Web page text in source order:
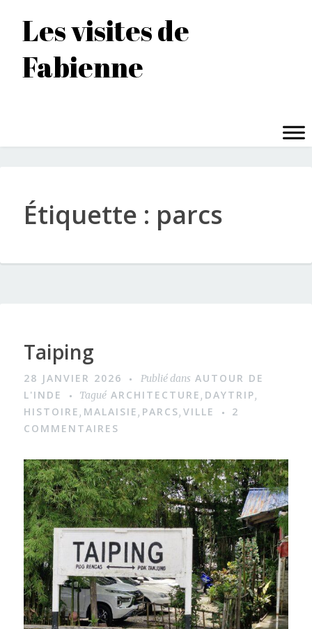
contenu
principal
Les visites de
Fabienne
Étiquette : parcs
Taiping
28 JANVIER 2026 Publié dans AUTOUR DE
L'INDE
Tagué ARCHITECTURE, DAYTRIP,
HISTOIRE, MALAISIE, PARCS,VILLE
2
COMMENTAIRES